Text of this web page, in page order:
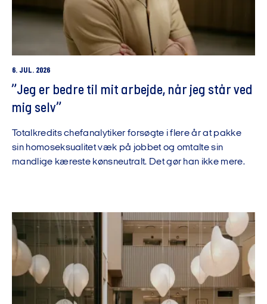
6. JUL. 2026
”Jeg er bedre til mit arbejde, når jeg står ved
mig selv”
Totalkredits chefanalytiker forsøgte i flere år at pakke
sin homoseksualitet væk på jobbet og omtalte sin
mandlige kæreste kønsneutralt. Det gør han ikke mere.